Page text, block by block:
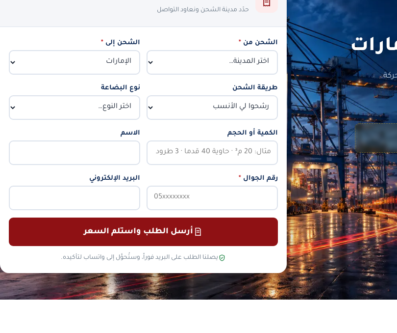
حدّد مدينة الشحن ونعاود التواصل
الشحن من * الشحن إلى *
طريقة الشحن نوع البضاعة
الكمية أو الحجم الاسم
رقم الجوال * البريد الإلكتروني
أرسل الطلب واستلم السعر
يصلنا الطلب على البريد فوراً، وستُحوَّل إلى واتساب لتأكيده.